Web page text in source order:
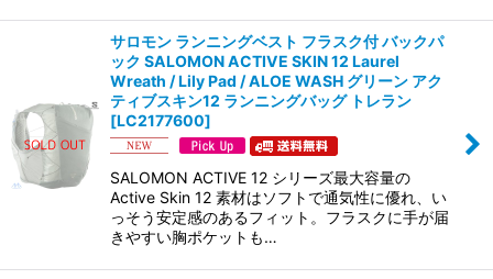
サロモン ランニングベスト フラスク付 バックパ
ック SALOMON ACTIVE SKIN 12 Laurel
Wreath / Lily Pad / ALOE WASH グリーン アク
ティブスキン12 ランニングバッグ トレラン
[LC2177600]
SALOMON ACTIVE 12 シリーズ最大容量の
Active Skin 12 素材はソフトで通気性に優れ、い
っそう安定感のあるフィット。フラスクに手が届
きやすい胸ポケットも…